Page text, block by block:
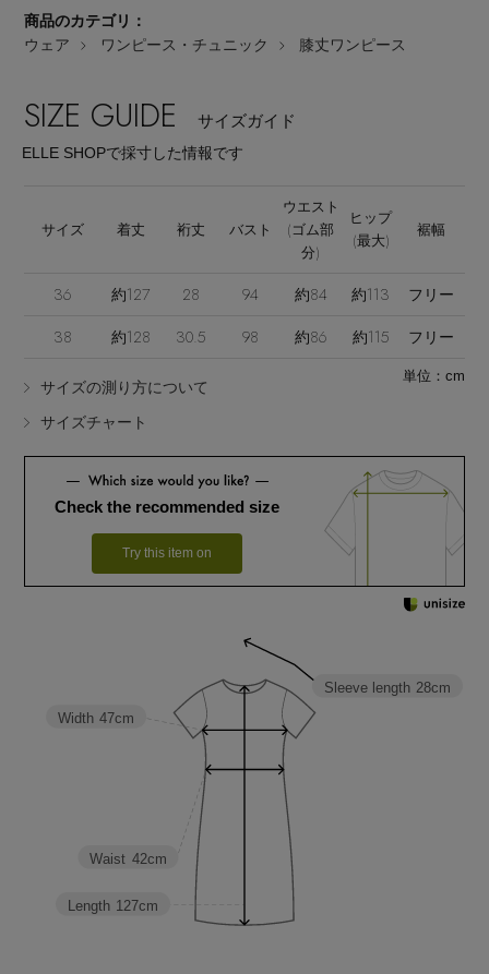
the Loop
ELLE SHOP 公式アプリ
商品のカテゴリ：
ウェア
ワンピース・チュニック 膝丈ワンピース
SIZE GUIDE サイズガイド
ELLE SHOPで採寸した情報です
サイズ 着丈 裄丈 バスト
ウエスト
(ゴム部
分)
ヒップ
(最大)
裾幅
36 約127 28 94 約84 約113
フリー
38
約128 30.5 98 約86 約115 フリー
サイズの測り方について
サイズチャート
単位：cm
Check the recommended size
Try this item on
Sleeve length 28cm
Length 127cm
Waist 42cm
Width 47cm